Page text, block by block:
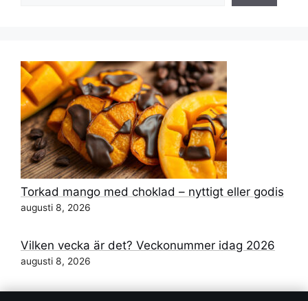
Torkad mango med choklad – nyttigt eller godis
augusti 8, 2026
Vilken vecka är det? Veckonummer idag 2026
augusti 8, 2026